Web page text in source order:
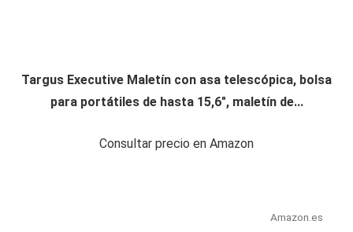
Targus Executive Maletín con asa telescópica, bolsa
para portátiles de hasta 15,6", maletín de...
Consultar precio en Amazon
Amazon.es